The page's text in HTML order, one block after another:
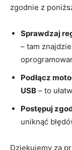
zgodnie z
Sprawdzaj
– tam
Podłącz
⁣USB – to
Postępuj
uniknąć
Dziękujemy za